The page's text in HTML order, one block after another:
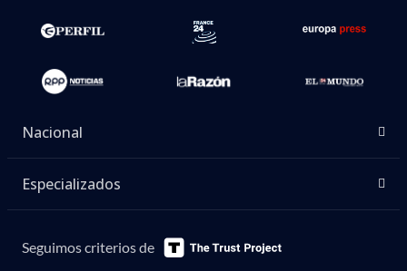
Nacional
Especializados
Seguimos criterios de